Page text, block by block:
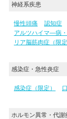
神経系疾患
慢性頭痛 認知症
アルツハイマ―病
リア脳筋肉症（限定
感染症・急性炎症
感染症（限定）
ホルモン異常・代謝